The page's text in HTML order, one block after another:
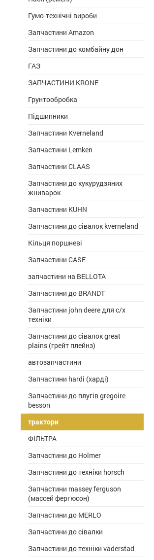
Гумо-технічні вироби
Запчастини Amazon
Запчастини до комбайну дон
ГАЗ
ЗАПЧАСТИНИ KRONE
Грунтообробка
Підшипники
Запчастини Kverneland
Запчастини Lemken
Запчастини CLAAS
Запчастини до кукурудзяних
жниварок
Запчастини KUHN
Запчастини до сівалок kverneland
Кільця поршневі
Запчастини CASE
запчастини на BELLOTA
Запчастини до BRANDT
Запчастини john deere для с/х
техніки
Запчастини до сівалок great
plains (грейт плейнз)
автозапчастини
Запчастини hardi (харді)
Запчастини до плугів gregoire
besson
трактори
ФІЛЬТРА
Запчастини до Holmer
Запчастини до техніки horsch
Запчастини massey ferguson
(массей фергюсон)
Запчастини до MERLO
Запчастини до сівалки
Запчастини до техніки vaderstad